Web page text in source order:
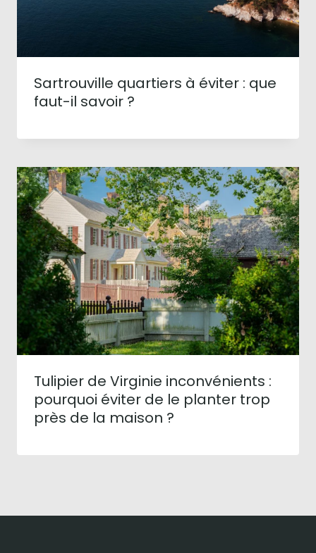
Sartrouville quartiers à éviter : que
faut-il savoir ?
Tulipier de Virginie inconvénients :
pourquoi éviter de le planter trop
près de la maison ?